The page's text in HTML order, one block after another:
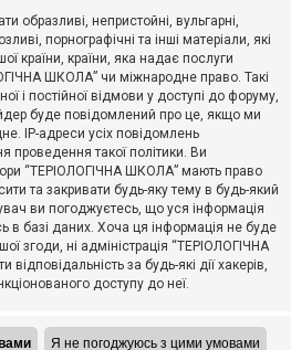
образливі, непристойні, вульгарні,
порнографічні та інші матеріали, які
країни, країни, яка надає послуги
ШКОЛА” чи міжнародне право. Такі
і постійної відмови у доступі до форуму,
буде повідомлений про це, якщо ми
IP-адреси усіх повідомлень
проведення такої політики. Ви
“ТЕРІОЛОГІЧНА ШКОЛА” мають право
та закривати будь-яку тему в будь-який
ви погоджуєтесь, що уся інформація
в базі даних. Хоча ця інформація не буде
згоди, ні адміністрація “ТЕРІОЛОГІЧНА
за будь-які дії хакерів,
доступу до неї.